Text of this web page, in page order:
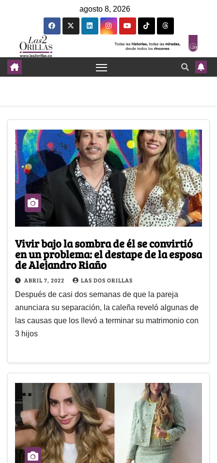
agosto 8, 2026
Vivir bajo la sombra de él se convirtió
en un problema: el destape de la esposa
de Alejandro Riaño
ABRIL 7, 2022 LAS DOS ORILLAS
Después de casi dos semanas de que la pareja
anunciara su separación, la caleña reveló algunas de
las causas que los llevó a terminar su matrimonio con
3 hijos